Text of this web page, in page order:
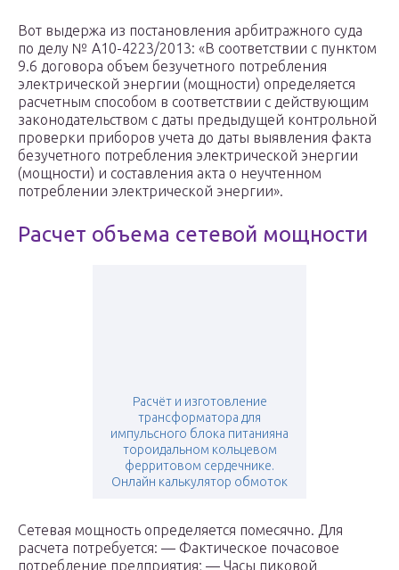
Вот выдержа из постановления арбитражного суда
по делу № А10-4223/2013: «В соответствии с пунктом
9.6 договора объем безучетного потребления
электрической энергии (мощности) определяется
расчетным способом в соответствии с действующим
законодательством с даты предыдущей контрольной
проверки приборов учета до даты выявления факта
безучетного потребления электрической энергии
(мощности) и составления акта о неучтенном
потреблении электрической энергии».
Расчет объема сетевой мощности
Расчёт и изготовление
трансформатора для
импульсного блока питанияна
тороидальном кольцевом
ферритовом сердечнике.
Онлайн калькулятор обмоток
Сетевая мощность определяется помесячно. Для
расчета потребуется: — Фактическое почасовое
потребление предприятия; — Часы пиковой